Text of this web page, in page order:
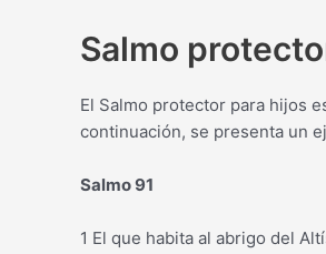
Salmo
El Salmo protector para hijos
continuación, se presenta un
Salmo 91
1 El que habita al abrigo del